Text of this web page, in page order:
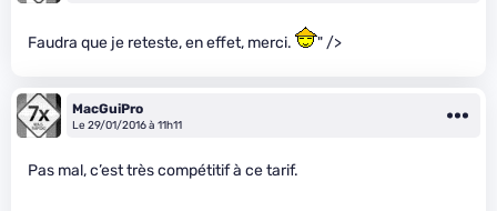
Faudra que je reteste, en effet, merci. " />
MacGuiPro
Le 29/01/2016 à 11h11
Pas mal, c’est très compétitif à ce tarif.